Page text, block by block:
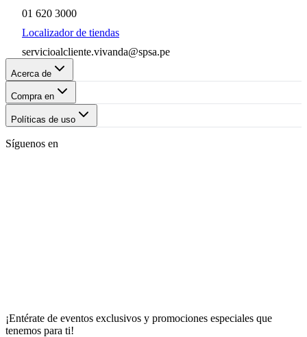
01 620 3000
Localizador de tiendas
servicioalcliente.vivanda@spsa.pe
Acerca de
Compra en
Políticas de uso
Síguenos en
¡Entérate de eventos exclusivos y promociones especiales que
tenemos para ti!